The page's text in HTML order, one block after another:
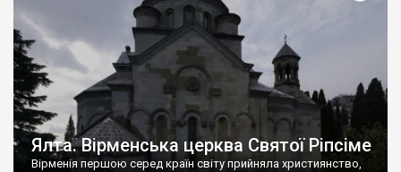
Ялта. Вірменська церква Святої Ріпсіме
Вірменія першою серед країн світу прийняла християнство,